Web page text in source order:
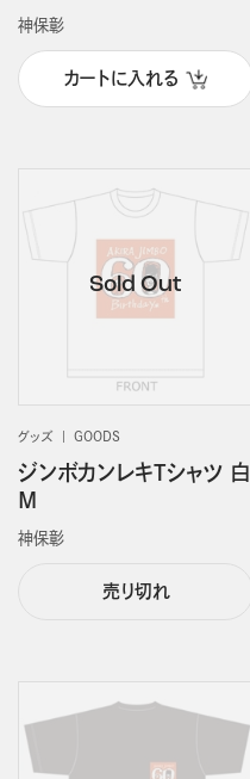
神保彰
カートに入れる
グッズ GOODS
ジンボカンレキTシャツ 白
M
神保彰
売り切れ